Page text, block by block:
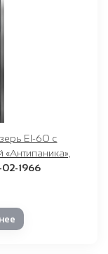
EI-60 с
1966